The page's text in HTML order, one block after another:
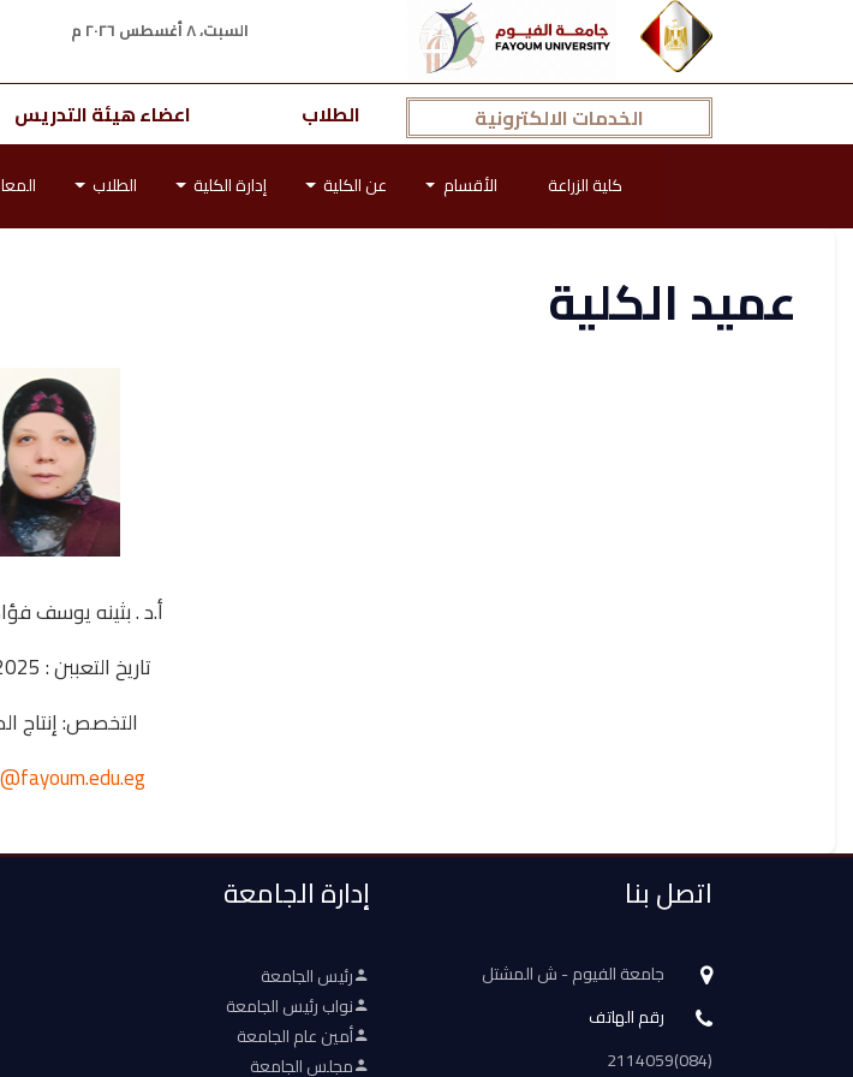
السبت، ٨ أغسطس ٢٠٢٦ م
الخدمات الالكترونية الطلاب اعضاء هيئة التدريس
كلية الزراعة الأقسام عن الكلية إدارة الكلية الطلاب
عميد الكلية
أ.د . بثينه يوسف
تاريخ التعببن : 29/9/2025
التخصص: إنتاج
اتصل بنا
جامعة الفيوم - ش المشتل
رقم الهاتف
(084)2114059
إدارة الجامعة
رئيس الجامعة
نواب رئيس الجامعة
أمين عام الجامعة
مجلس الجامعة